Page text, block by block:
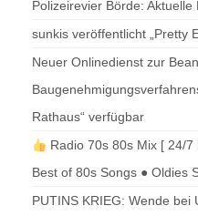
Polizeirevier Börde: Aktuelle
sunkis veröffentlicht „Pretty
Neuer Onlinedienst zur
Rathaus“ verfügbar
Radio 70s 80s Mix [ 24/
Best of 80s Songs ● Oldies
PUTINS KRIEG: Wende